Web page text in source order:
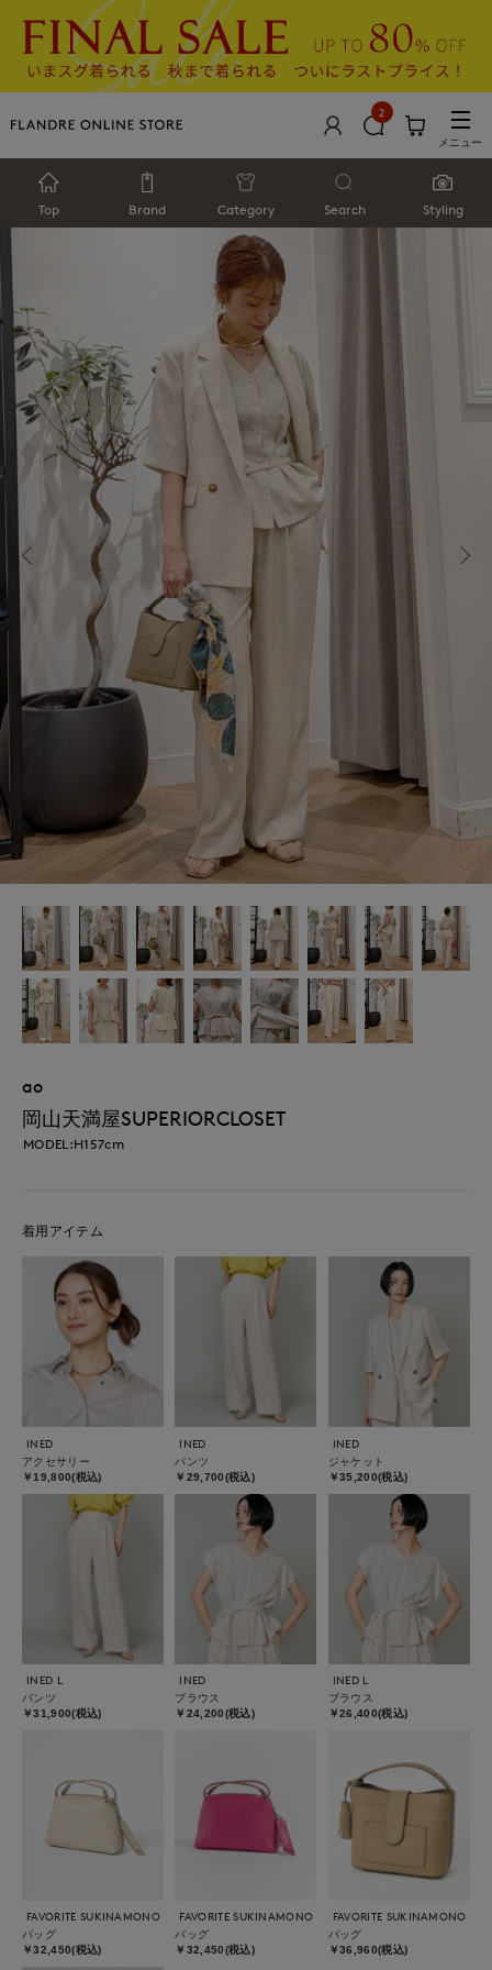
2
メニュー
Top Brand Category Search Styling
ao
岡山天満屋SUPERIORCLOSET
MODEL:H157cm
着用アイテム
INED
アクセサリー
￥19,800(税込)
INED
パンツ
￥29,700(税込)
INED
ジャケット
￥35,200(税込)
INED L
パンツ
￥31,900(税込)
INED
ブラウス
￥24,200(税込)
INED L
ブラウス
￥26,400(税込)
FAVORITE SUKINAMONO
バッグ
￥32,450(税込)
FAVORITE SUKINAMONO
バッグ
￥32,450(税込)
FAVORITE SUKINAMONO
バッグ
￥36,960(税込)